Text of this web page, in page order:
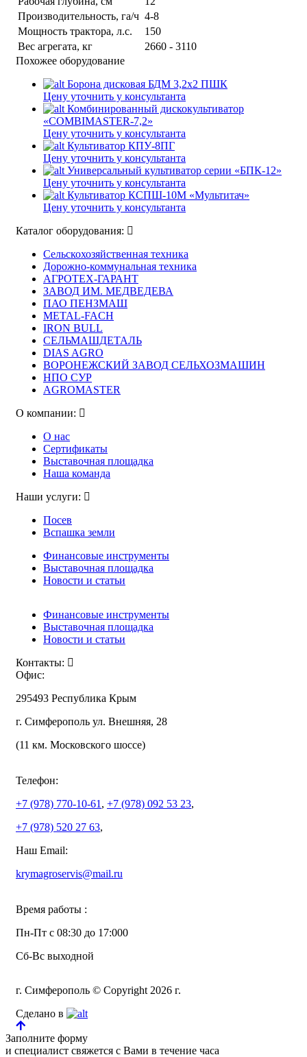
Производительность, га/ч 4-8
Мощность трактора, л.с.
150
Вес агрегата, кг
2660 - 3110
Похожее оборудование
Борона дисковая БДМ 3,2х2 ПШК
Цену уточнить у консультанта
Комбинированный дискокультиватор
«COMBIMASTER-7,2»
Цену уточнить у консультанта
Культиватор КПУ-8ПГ
Цену уточнить у консультанта
Универсальный культиватор серии «БПК-12»
Цену уточнить у консультанта
Культиватор КСПШ-10М «Мультитач»
Цену уточнить у консультанта
Каталог оборудования:
Сельскохозяйственная техника
Дорожно-коммунальная техника
АГРОТЕХ-ГАРАНТ
ЗАВОД ИМ. МЕДВЕДЕВА
ПАО ПЕНЗМАШ
METAL-FACH
IRON BULL
СЕЛЬМАШДЕТАЛЬ
DIAS AGRO
ВОРОНЕЖСКИЙ ЗАВОД СЕЛЬХОЗМАШИН
НПО СУР
AGROMASTER
О компании:
О нас
Сертификаты
Выставочная площадка
Наша команда
Наши услуги:
Посев
Вспашка земли
Финансовые инструменты
Выставочная площадка
Новости и статьи
Финансовые инструменты
Выставочная площадка
Новости и статьи
Контакты:
Офис:
295493 Республика Крым
г. Симферополь ул. Внешняя, 28
(11 км. Московского шоссе)
Телефон:
+7 (978) 770-10-61 , +7 (978) 092 53 23,
+7 (978) 520 27 63,
Наш Email:
krymagroservis@mail.ru
Время работы :
Пн-Пт с 08:30 до 17:000
Сб-Вс выходной
г. Симферополь © Copyright 2026 г.
Сделано в
Заполните форму
и специалист свяжется с Вами в течение часа